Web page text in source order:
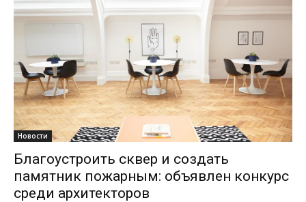
Новости
Благоустроить сквер и создать
памятник пожарным: объявлен конкурс
среди архитекторов